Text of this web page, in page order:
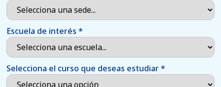
Escuela de interés*
Selecciona el curso que deseas estudiar*